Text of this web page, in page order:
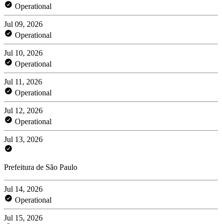
Operational
Jul 09, 2026
Operational
Jul 10, 2026
Operational
Jul 11, 2026
Operational
Jul 12, 2026
Operational
Jul 13, 2026
Prefeitura de São Paulo
Jul 14, 2026
Operational
Jul 15, 2026